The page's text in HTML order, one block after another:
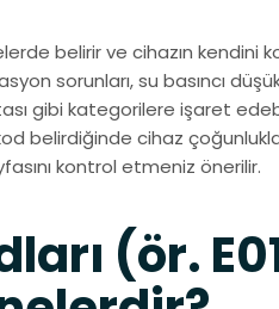
belirir ve cihazın kendini
sorunları, su basıncı
gibi kategorilere işaret
belirdiğinde cihaz
kontrol etmeniz önerilir.
(ör.